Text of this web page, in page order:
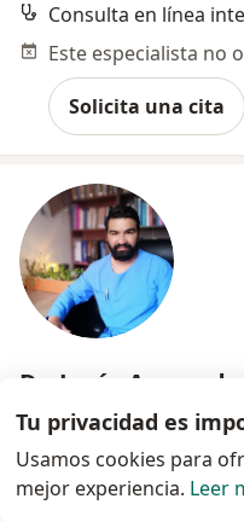
Consulta en línea
Solicita una cita
Dr. Jesús Armando
Psicólogo, Neuropsicólogo
155 opiniones
Dirección En
Tu privacidad es
Usamos cookies para
mejor experiencia. Leer